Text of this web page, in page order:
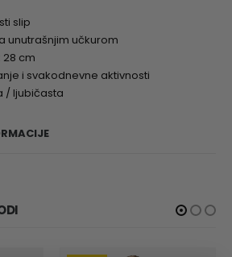
slip
unutrašnjim učkurom
28 cm
i svakodnevne aktivnosti
/ ljubičasta